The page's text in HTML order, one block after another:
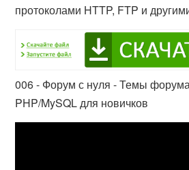
протоколами HTTP, FTP и
006 - Форум с нуля - Темы
PHP/MySQL для новичков